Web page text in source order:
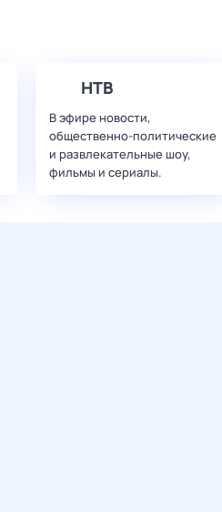
НТВ
В эфире новости,
общественно-политические
и развлекательные шоу,
фильмы и сериалы.